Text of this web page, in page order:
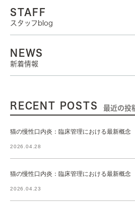
STAFF
スタッフblog
NEWS
新着情報
RECENT POSTS 最近の投
猫の慢性口内炎：臨床管理における最新概念
2026.04.28
猫の慢性口内炎：臨床管理における最新概念
2026.04.23